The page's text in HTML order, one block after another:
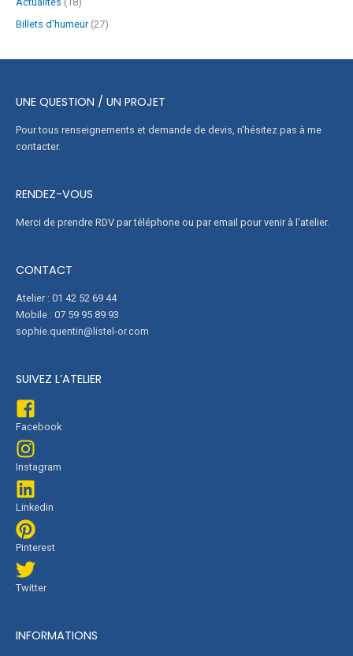
Billets d'humeur(27)
UNE QUESTION / UN PROJET
Pour tous renseignements et demande de devis, n'hésitez pas à me
contacter.
RENDEZ-VOUS
Merci de prendre RDV par téléphone ou par email pour venir à l'atelier.
CONTACT
Atelier : 01 42 52 69 44
Mobile : 07 59 95 89 93
sophie.quentin@listel-or.com
SUIVEZ L’ATELIER
Facebook
Instagram
Linkedin
Pinterest
Twitter
INFORMATIONS